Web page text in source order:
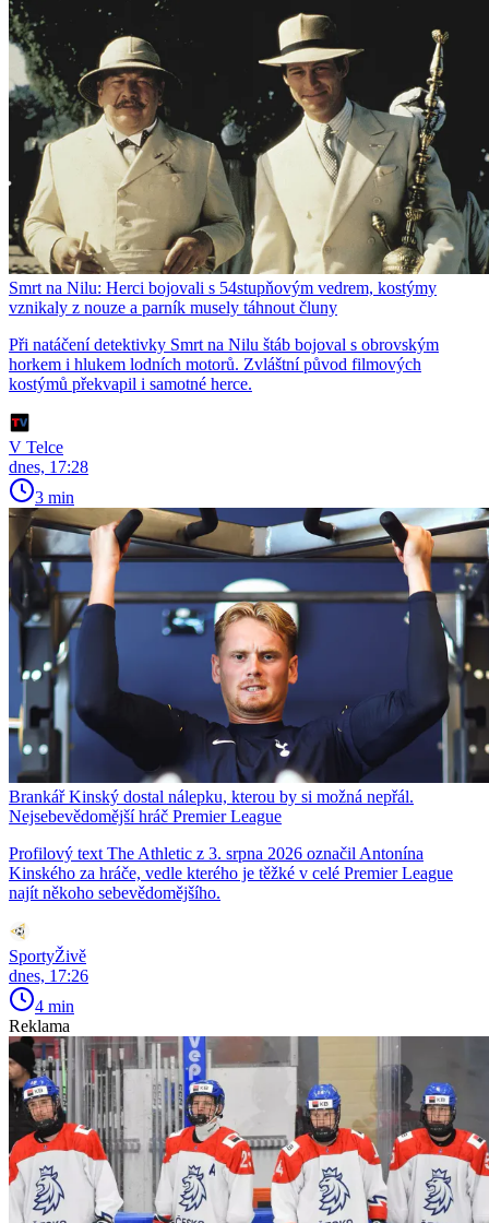
Smrt na Nilu: Herci bojovali s 54stupňovým vedrem, kostýmy
vznikaly z nouze a parník musely táhnout čluny
Při natáčení detektivky Smrt na Nilu štáb bojoval s obrovským
horkem i hlukem lodních motorů. Zvláštní původ filmových
kostýmů překvapil i samotné herce.
V Telce
dnes, 17:28
3 min
Brankář Kinský dostal nálepku, kterou by si možná nepřál.
Nejsebevědomější hráč Premier League
Profilový text The Athletic z 3. srpna 2026 označil Antonína
Kinského za hráče, vedle kterého je těžké v celé Premier League
najít někoho sebevědomějšího.
SportyŽivě
dnes, 17:26
4 min
Reklama